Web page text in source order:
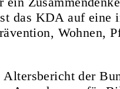
das KDA auf
Wohnen,
der